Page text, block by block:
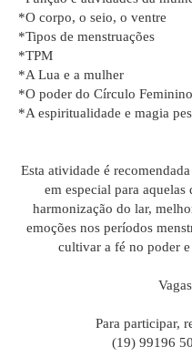
*O corpo, o seio, o ventre
*Tipos de menstruações
*TPM
*A Lua e a mulher
*O poder do Círculo Feminino
*A espiritualidade e magia
Esta atividade é
em especial para
harmonização do lar,
emoções nos períodos
cultivar a fé no poder
Para participar,
(19) 99196